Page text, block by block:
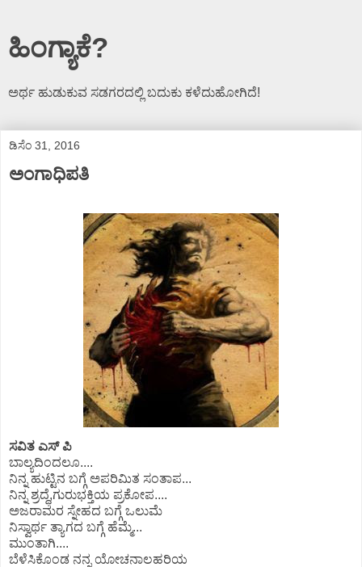
ಹಿಂಗ್ಯಾಕೆ?
ಅರ್ಥ ಹುಡುಕುವ ಸಡಗರದಲ್ಲಿ ಬದುಕು ಕಳೆದುಹೋಗಿದೆ!
ಡಿಸೆಂ 31, 2016
ಅಂಗಾಧಿಪತಿ
ಸವಿತ ಎಸ್ ಪಿ
ಬಾಲ್ಯದಿಂದಲೂ....
ನಿನ್ನ ಹುಟ್ಟಿನ ಬಗ್ಗೆ ಅಪರಿಮಿತ ಸಂತಾಪ...
ನಿನ್ನ‌ ಶ್ರದ್ಧೆ,ಗುರುಭಕ್ತಿಯ ಪ್ರಕೋಪ....
ಅಜರಾಮರ ಸ್ನೇಹದ ಬಗ್ಗೆ ಒಲುಮೆ
ನಿಸ್ವಾರ್ಥ ತ್ಯಾಗದ ಬಗ್ಗೆ ಹೆಮ್ಮೆ...
ಮುಂತಾಗಿ....
ಬೆಳೆಸಿಕೊಂಡ‌ ನನ್ನ ಯೋಚನಾಲಹರಿಯ